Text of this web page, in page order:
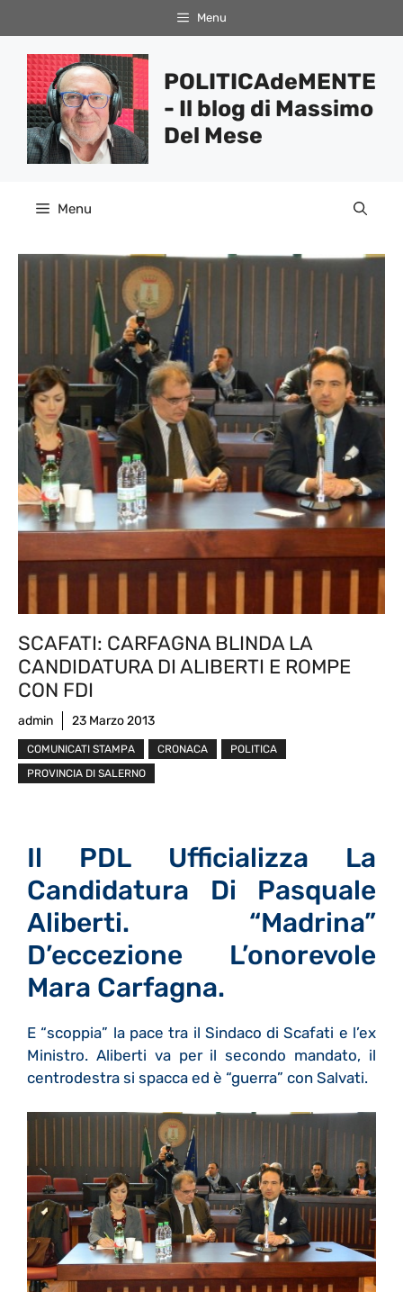
al
contenuto
Menu
POLITICAdeMENTE
- Il blog di Massimo
Del Mese
Menu
SCAFATI: CARFAGNA BLINDA LA
CANDIDATURA DI ALIBERTI E ROMPE
CON FDI
admin 23 Marzo 2013
COMUNICATI STAMPA CRONACA
POLITICA
PROVINCIA DI SALERNO
Il PDL Ufficializza La
Candidatura Di Pasquale
Aliberti. “Madrina”
D’eccezione L’onorevole
Mara Carfagna.
E “scoppia” la pace tra il Sindaco di Scafati e l’ex
Ministro. Aliberti va per il secondo mandato, il
centrodestra si spacca ed è “guerra” con Salvati.